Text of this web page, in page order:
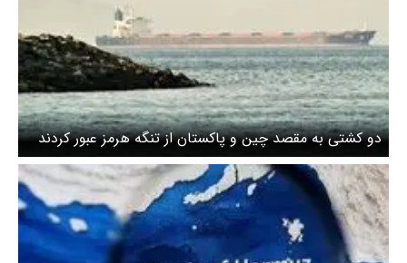
دو کشتی به مقصد چین و پاکستان از تنگه هرمز عبور کردند